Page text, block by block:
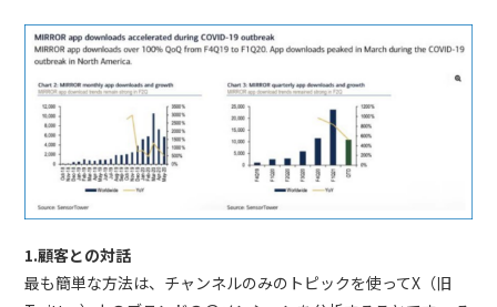
1.顧客との対話
最も簡単な方法は、チャンネルのみのトピックを使ってX（旧